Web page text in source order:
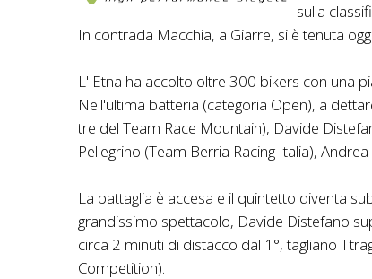
sulla
In contrada Macchia, a Giarre, si è tenuta
L' Etna ha accolto oltre 300 bikers con una
Nell'ultima batteria (categoria Open), a
tre del Team Race Mountain), Davide
Pellegrino (Team Berria Racing Italia),
La battaglia è accesa e il quintetto diventa
grandissimo spettacolo, Davide Distefano
circa 2 minuti di distacco dal 1°, tagliano il
Competition).